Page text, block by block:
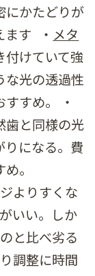
かたどりが
ます ・ メタ
付けていて強
な光の透過性
すめ。 ・
歯と同様の光
りになる。費
。
よりすくな
いい。しか
と比べ劣る
調整に時間